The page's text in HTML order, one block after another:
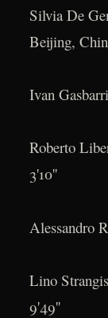
Silvia De
Beijing,
Ivan
Roberto
3'10''
Alessandro
Lino
9'49''